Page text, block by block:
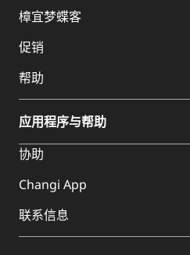
樟宜梦蝶客
促销
帮助
应用程序与帮助
协助
Changi App
联系信息